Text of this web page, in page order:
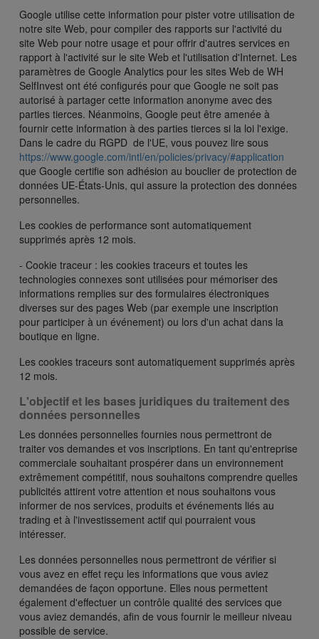
Google utilise cette information pour pister votre utilisation de
notre site Web, pour compiler des rapports sur l'activité du
site Web pour notre usage et pour offrir d'autres services en
rapport à l'activité sur le site Web et l'utilisation d'Internet. Les
paramètres de Google Analytics pour les sites Web de WH
SelfInvest ont été configurés pour que Google ne soit pas
autorisé à partager cette information anonyme avec des
parties tierces. Néanmoins, Google peut être amenée à
fournir cette information à des parties tierces si la loi l'exige.
Dans le cadre du RGPD de l'UE, vous pouvez lire sous
https://www.google.com/intl/en/policies/privacy/#application
que Google certifie son adhésion au bouclier de protection de
données UE-États-Unis, qui assure la protection des données
personnelles.
Les cookies de performance sont automatiquement
supprimés après 12 mois.
- Cookie traceur : les cookies traceurs et toutes les
technologies connexes sont utilisées pour mémoriser des
informations remplies sur des formulaires électroniques
diverses sur des pages Web (par exemple une inscription
pour participer à un événement) ou lors d'un achat dans la
boutique en ligne.
Les cookies traceurs sont automatiquement supprimés après
12 mois.
L'objectif et les bases juridiques du traitement des
données personnelles
Les données personnelles fournies nous permettront de
traiter vos demandes et vos inscriptions. En tant qu'entreprise
commerciale souhaitant prospérer dans un environnement
extrêmement compétitif, nous souhaitons comprendre quelles
publicités attirent votre attention et nous souhaitons vous
informer de nos services, produits et événements liés au
trading et à l'investissement actif qui pourraient vous
intéresser.
Les données personnelles nous permettront de vérifier si
vous avez en effet reçu les informations que vous aviez
demandées de façon opportune. Elles nous permettent
également d'effectuer un contrôle qualité des services que
vous aviez demandés, afin de vous fournir le meilleur niveau
possible de service.